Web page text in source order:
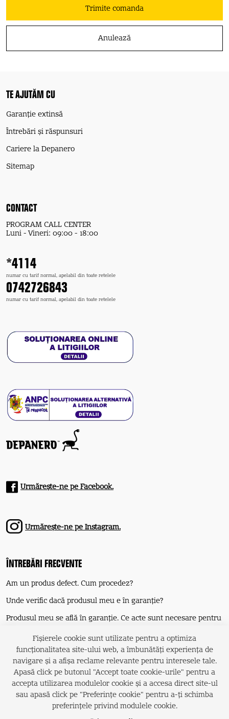
TE AJUTĂM CU
Garanție extinsă
Întrebări și răspunsuri
Cariere la Depanero
Sitemap
CONTACT
PROGRAM CALL CENTER
Luni - Vineri: 09:00 - 18:00
*4114
numar cu tarif normal, apelabil din toate retelele
0742726843
numar cu tarif normal, apelabil din toate retelele
Urmărește-ne pe Facebook.
Urmărește-ne pe Instagram.
ÎNTREBĂRI FRECVENTE
Am un produs defect. Cum procedez?
Unde verific dacă produsul meu e în garanție?
Produsul meu se află în garanţie. Ce acte sunt necesare pentru
Care este costul reparației unui produs?
Copyright © Depanero 2025
Politica de confidențialitate
Termeni service
Fișierele cookie sunt utilizate pentru a optimiza
funcţionalitatea site-ului web, a îmbunătăţi experienţa de
navigare şi a afişa reclame relevante pentru interesele tale.
Apasă click pe butonul "Accept toate cookie-urile" pentru a
accepta utilizarea modulelor cookie şi a accesa direct site-ul
sau apasă click pe "Preferințe cookie" pentru a-ţi schimba
preferinţele privind modulele cookie.